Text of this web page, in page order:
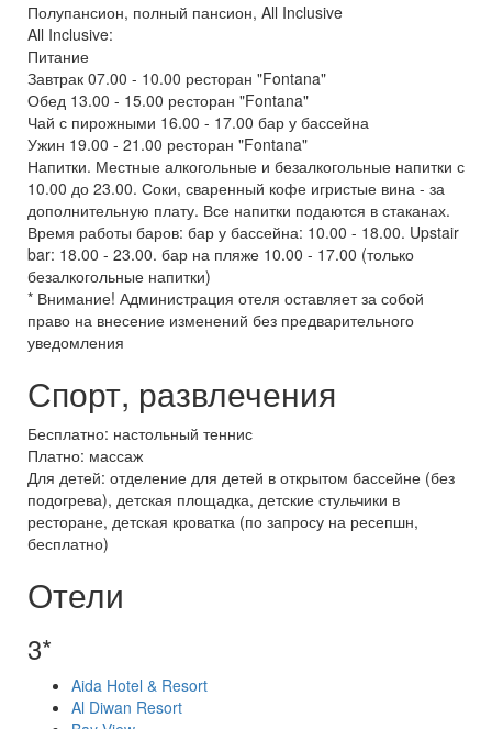
Полупансион, полный пансион, All Inclusive
All Inclusive:
Питание
Завтрак 07.00 - 10.00 ресторан "Fontana"
Обед 13.00 - 15.00 ресторан "Fontana"
Чай с пирожными 16.00 - 17.00 бар у бассейна
Ужин 19.00 - 21.00 ресторан "Fontana"
Напитки. Местные алкогольные и безалкогольные напитки с
10.00 до 23.00. Соки, сваренный кофе игристые вина - за
дополнительную плату. Все напитки подаются в стаканах.
Время работы баров: бар у бассейна: 10.00 - 18.00. Upstair
bar: 18.00 - 23.00. бар на пляже 10.00 - 17.00 (только
безалкогольные напитки)
* Внимание! Администрация отеля оставляет за собой
право на внесение изменений без предварительного
уведомления
Спорт, развлечения
Бесплатно: настольный теннис
Платно: массаж
Для детей: отделение для детей в открытом бассейне (без
подогрева), детская площадка, детские стульчики в
ресторане, детская кроватка (по запросу на ресепшн,
бесплатно)
Отели
3*
Aida Hotel & Resort
Al Diwan Resort